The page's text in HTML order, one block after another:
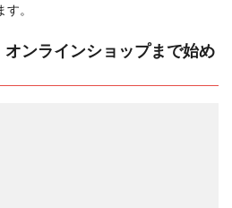
。
ンラインショップまで始め